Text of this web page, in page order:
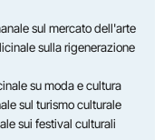
sul mercato dell'arte
sulla rigenerazione
su moda e cultura
sul turismo culturale
sui festival culturali